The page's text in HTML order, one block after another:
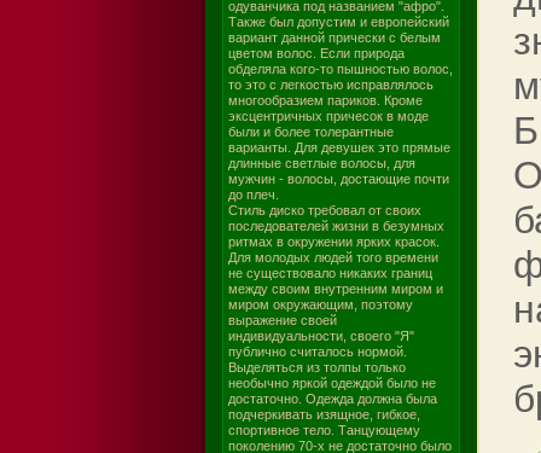
одуванчика под названием "афро".
Также был допустим и европейский
вариант данной прически с белым
цветом волос. Если природа
обделяла кого-то пышностью волос,
то это с легкостью исправлялось
многообразием париков. Кроме
эксцентричных причесок в моде
были и более толерантные
варианты. Для девушек это прямые
длинные светлые волосы, для
мужчин - волосы, достающие почти
до плеч.
Стиль диско требовал от своих
последователей жизни в безумных
ритмах в окружении ярких красок.
Для молодых людей того времени
не существовало никаких границ
между своим внутренним миром и
миром окружающим, поэтому
выражение своей
индивидуальности, своего "Я"
публично считалось нормой.
Выделяться из толпы только
необычно яркой одеждой было не
достаточно. Одежда должна была
подчеркивать изящное, гибкое,
спортивное тело. Танцующему
поколению 70-х не достаточно было